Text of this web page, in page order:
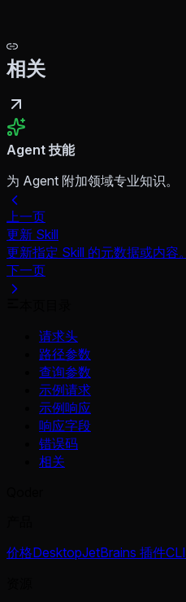
相关
Agent 技能
为 Agent 附加领域专业知识。
上一页
更新 Skill
更新指定 Skill 的元数据或内容。
下一页
请求头
路径参数
查询参数
示例请求
示例响应
响应字段
错误码
相关
价格DesktopJetBrains 插件CLI